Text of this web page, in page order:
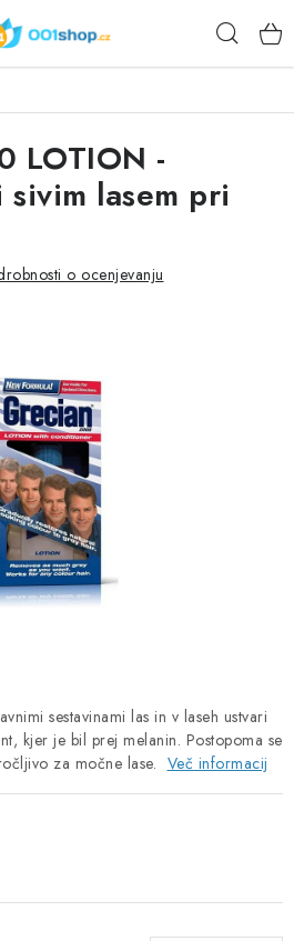
sestavinami las in v laseh ustvari
kjer je bil prej melanin. Postopoma se
za močne lase. Več informacij
LOTION -
lasem pri
o ocenjevanju